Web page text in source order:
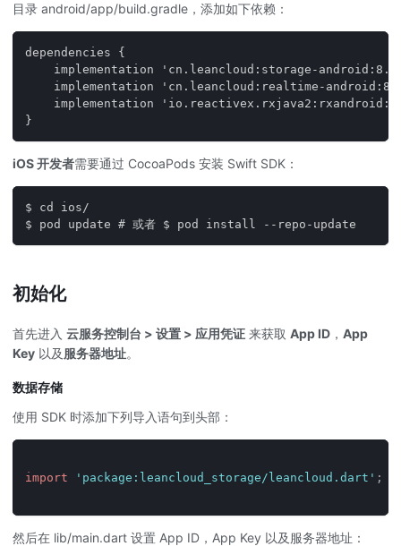
目录 android/app/build.gradle，添加如下依赖：
dependencies {
implementation 'cn.leancloud:storage-
implementation 'cn.leancloud:realtime-
implementation
}
iOS 开发者需要通过 CocoaPods 安装 Swift SDK：
$ cd ios/
$ pod update # 或者 $ pod install --repo-update
初始化
首先进入 云服务控制台 > 设置 > 应用凭证 来获取 App ID ， App
Key 以及服务器地址。
数据存储
使用 SDK 时添加下列导入语句到头部：
import 'package:leancloud_storage/leancloud.dart' ;
然后在 lib/main.dart 设置 App ID，App Key 以及服务器地址：